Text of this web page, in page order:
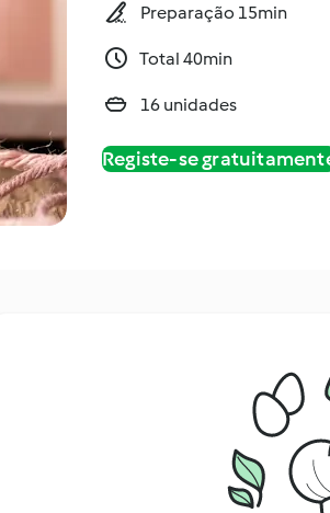
Preparação 15min
Total 40min
16 unidades
Registe-se